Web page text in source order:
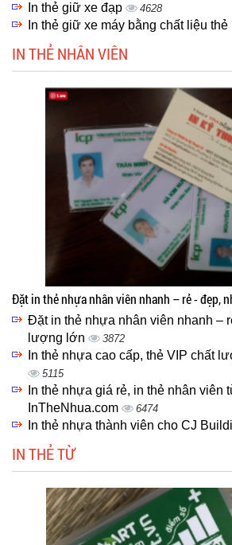
In thẻ giữ xe đạp 4628
In thẻ giữ xe máy bằng chất liệu thẻ
IN THẺ NHÂN VIÊN
Đặt in thẻ nhựa nhân viên nhanh – rẻ - đẹp,
Đặt in thẻ nhựa nhân viên nhanh –
lượng lớn
3872
In thẻ nhựa cao cấp, thẻ VIP chất
5115
In thẻ nhựa giá rẻ, in thẻ nhân viên
InTheNhua.com
6474
In thẻ nhựa thành viên cho CJ
IN THẺ TỪ